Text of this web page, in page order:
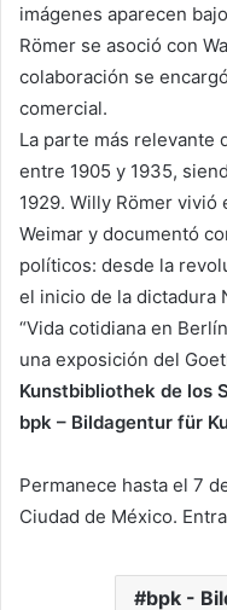
imágenes aparecen
Römer se asoció con
colaboración se
comercial.
La parte más relevante
entre 1905 y 1935,
1929. Willy Römer vivió
Weimar y documentó
políticos: desde la
el inicio de la dictadura
“Vida cotidiana en
una exposición del
Kunstbibliothek de los
bpk – Bildagentur für
Permanece hasta el 7
Ciudad de México.
bpk -